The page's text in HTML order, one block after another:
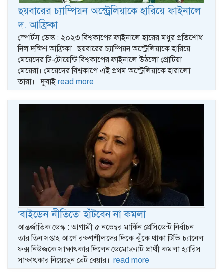
ছয়বারের চ্যাম্পিয়ন অস্ট্রেলিয়াকে হারিয়ে ফাইনালে
দ. আফ্রিকা
স্পোর্টস ডেস্ক : ২০২৩ বিশ্বকাপের ফাইনালে হারের মধুর প্রতিশোধ
নিল দক্ষিণ আফ্রিকা। ছয়বারের চ্যাম্পিয়ন অস্ট্রেলিয়াকে হারিয়ে
মেয়েদের টি-টোয়েন্টি বিশ্বকাপের ফাইনালে উঠলো প্রোটিয়া
মেয়েরা। মেয়েদের বিশ্বকাপে এই প্রথম অস্ট্রেলিয়াকে হারালো
তারা। দুবাই read more
‘বাইডেন নীতিতে’ হাঁটবেন না কমলা
আন্তর্জাতিক ডেস্ক : আগামী ৫ নভেম্বর মার্কিন প্রেসিডেন্ট নির্বাচন।
তার তিন সপ্তাহ আগে রক্ষণশীলদের দিকে ঝুঁকে থাকা টিভি চ্যানেল
ফক্স নিউজকে সাক্ষাৎকার দিলেন ডেমোক্র্যাট প্রার্থী কমলা হ্যারিস।
সাক্ষাৎকার নিয়েছেন ব্রেট বেয়ার। read more